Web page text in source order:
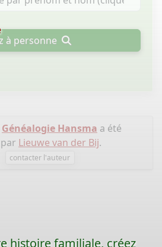
à personne
Généalogie Hansma a été
Lieuwe van der Bij.
contacter l'auteur
histoire familiale, créez